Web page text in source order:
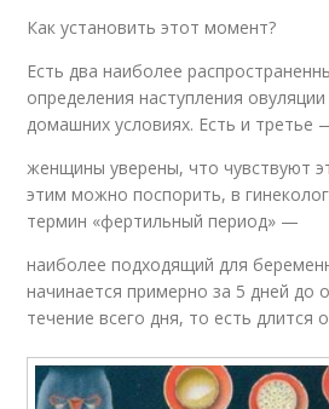
Как установить этот момент?
Есть два наиболее
определения наступления
домашних условиях. Есть и третье
женщины уверены, что чувствуют
этим можно поспорить, в
термин «фертильный период» —
наиболее подходящий для
начинается примерно за 5 дней до
течение всего дня, то есть длится